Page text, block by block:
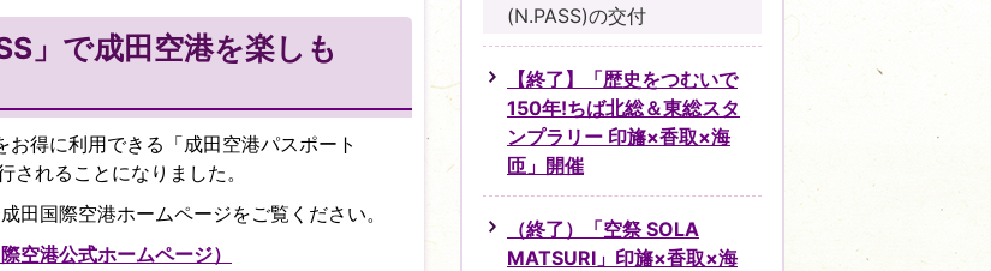
」で成田空港を楽しも
得に利用できる「成田空港パスポート
れることになりました。
田国際空港ホームページをご覧ください。
空港公式ホームページ）
(N.PASS)の交付
【終了】「歴史をつむいで
150年!ちば北総＆東総スタ
ンプラリー 印旛×香取×海
匝」開催
（終了）「空祭 SOLA
MATSURI」印旛×香取×海